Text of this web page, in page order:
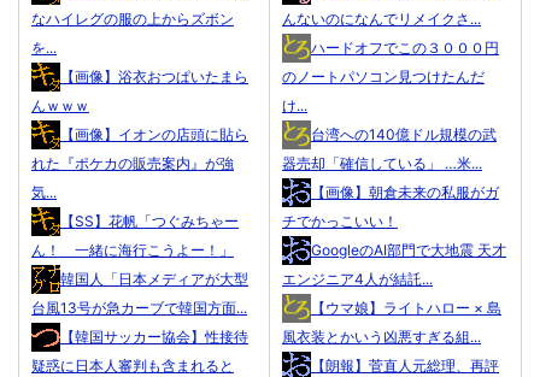
なハイレグの服の上からズボン
を...
【画像】浴衣おつぱいたまら
んｗｗｗ
【画像】イオンの店頭に貼ら
れた『ポケカの販売案内』が強
気...
【SS】花帆「つぐみちゃー
ん！ 一緒に海行こうよー！」
韓国人「日本メディアが大型
台風13号が急カーブで韓国方面...
【韓国サッカー協会】性接待
疑惑に日本人審判も含まれると
んないのになんでリメイクさ...
ハードオフでこの３０００円
のノートパソコン見つけたんだ
け...
台湾への140億ドル規模の武
器売却「確信している」 …米...
【画像】朝倉未来の私服がガ
チでかっこいい！
GoogleのAI部門で大地震 天才
エンジニア4人が結託...
【ウマ娘】ライトハロー × 島
風衣装とかいう凶悪すぎる組...
【朗報】菅直人元総理、再評